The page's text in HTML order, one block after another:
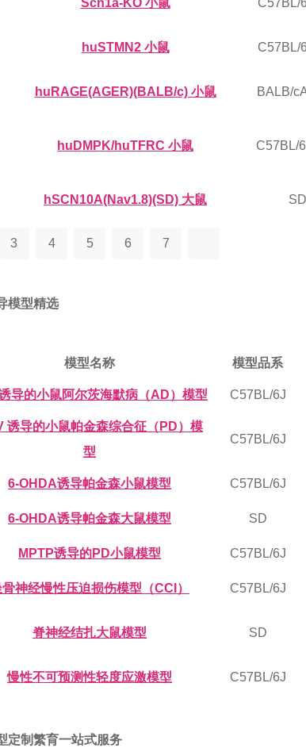
Scn1a-KO 小鼠 C57BL/
huSTMN2 小鼠 C57BL/
huRAGE(AGER)(BALB/c) 小鼠 BALB/
huDMPK/huTFRC 小鼠 C57BL/
hSCN10A(Nav1.8)(SD) 大鼠 SD
3 4 5 6 7
模型精选
模型名称 模型品系
导的小鼠阿尔茨海默病（AD）模型 C57BL/6J
诱导的小鼠帕金森综合征（PD）模
型
C57BL/6J
6-OHDA诱导帕金森小鼠模型 C57BL/6J
6-OHDA诱导帕金森大鼠模型 SD
MPTP诱导的PD小鼠模型 C57BL/6J
神经慢性压迫损伤模型（CCI） C57BL/6J
脊神经结扎大鼠模型 SD
慢性不可预测性轻度应激模型 C57BL/6J
定制繁育一站式服务